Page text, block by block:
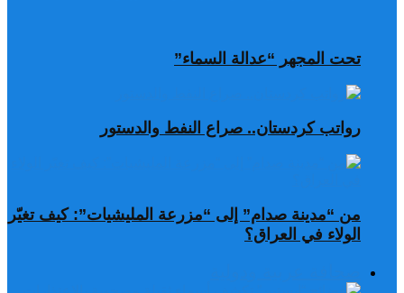
تحت المجهر “عدالة السماء”
رواتب كردستان.. صراع النفط والدستور
من “مدينة صدام” إلى “مزرعة المليشيات”: كيف تغيّر
الولاء في العراق؟